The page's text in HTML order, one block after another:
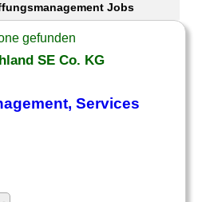
Jobs
gefunden
SE Co. KG
, Services